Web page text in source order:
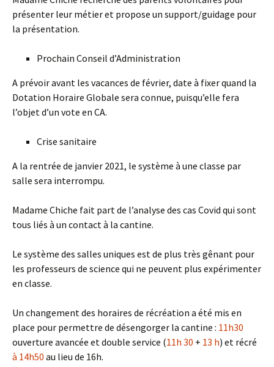
présenter leur métier et propose un support/guidage pour
la présentation.
Prochain Conseil d’Administration
A prévoir avant les vacances de février, date à fixer quand la
Dotation Horaire Globale sera connue, puisqu’elle fera
l’objet d’un vote en CA.
Crise sanitaire
A la rentrée de janvier 2021, le système à une classe par
salle sera interrompu.
Madame Chiche fait part de l’analyse des cas Covid qui sont
tous liés à un contact à la cantine.
Le système des salles uniques est de plus très gênant pour
les professeurs de science qui ne peuvent plus expérimenter
en classe.
Un changement des horaires de récréation a été mis en
place pour permettre de désengorger la cantine : 11h30
ouverture avancée et double service (11h 30 + 13 h) et récré
à 14h50 au lieu de 16h.